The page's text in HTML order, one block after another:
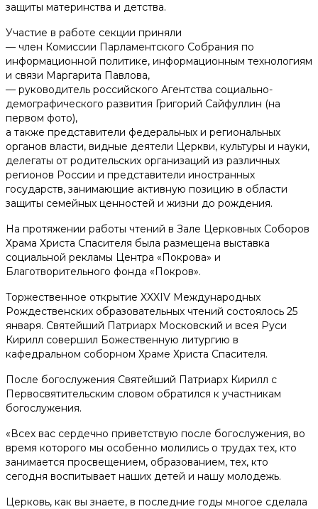
защиты материнства и детства.
Участие в работе секции приняли
— член Комиссии Парламентского Собрания по
информационной политике, информационным технологиям
и связи Маргарита Павлова,
— руководитель российского Агентства социально-
демографического развития Григорий Сайфуллин (на
первом фото),
а также представители федеральных и региональных
органов власти, видные деятели Церкви, культуры и науки,
делегаты от родительских организаций из различных
регионов России и представители иностранных
государств, занимающие активную позицию в области
защиты семейных ценностей и жизни до рождения.
На протяжении работы чтений в Зале Церковных Соборов
Храма Христа Спасителя была размещена выставка
социальной рекламы Центра «Покрова» и
Благотворительного фонда «Покров».
Торжественное открытие XXXIV Международных
Рождественских образовательных чтений состоялось 25
января. Святейший Патриарх Московский и всея Руси
Кирилл совершил Божественную литургию в
кафедральном соборном Храме Христа Спасителя.
После богослужения Святейший Патриарх Кирилл с
Первосвятительским словом обратился к участникам
богослужения.
«Всех вас сердечно приветствую после богослужения, во
время которого мы особенно молились о трудах тех, кто
занимается просвещением, образованием, тех, кто
сегодня воспитывает наших детей и нашу молодежь.
Церковь, как вы знаете, в последние годы многое сделала